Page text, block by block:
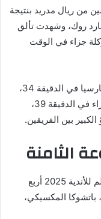
من ريال مدريد بنتيجة
روك، وشهدت تألق
جزاء في الوقت
سجل ريال مدريد أولاً عبر اللاعب جونزالو جارسيا في الدقيقة 34،
قبل أن يعادل روبن نيفيز النتيجة من ركلة جزاء في الدقيقة 39،
بين الفريقين.
الثامنة
تضم المجموعة الثامنة في بطولة كأس العالم للأندية 2025 أربع
باتشوكا المكسيكي،